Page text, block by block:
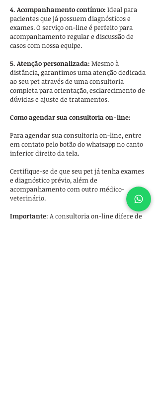
4. Acompanhamento contínuo: Ideal para
pacientes que já possuem diagnósticos e
exames. O serviço on-line é perfeito para
acompanhamento regular e discussão de
casos com nossa equipe.
5. Atenção personalizada: Mesmo à
distância, garantimos uma atenção dedicada
ao seu pet através de uma consultoria
completa para orientação, esclarecimento de
dúvidas e ajuste de tratamentos.
Como agendar sua consultoria on-line:
Para agendar sua consultoria on-line, entre
em contato pelobotão do whatsapp no canto
inferior direito da tela.
Certifique-se de que seu pet já tenha exames
e diagnóstico prévio, além de
acompanhamento com outro médico-
veterinário.
Importante: A consultoria on-line difere de